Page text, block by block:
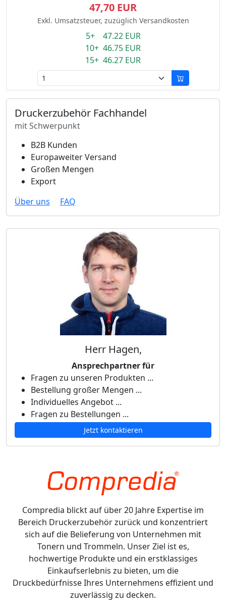
47,70 EUR
Exkl. Umsatzsteuer, zuzüglich Versandkosten
5+ 47.22 EUR
10+ 46.75 EUR
15+ 46.27 EUR
Druckerzubehör Fachhandel
mit Schwerpunkt
B2B Kunden
Europaweiter Versand
Großen Mengen
Export
Über uns
FAQ
Herr Hagen,
Ansprechpartner für
Fragen zu unseren Produkten ...
Bestellung großer Mengen ...
Individuelles Angebot ...
Fragen zu Bestellungen ...
Jetzt kontaktieren
Compredia blickt auf über 20 Jahre Expertise im
Bereich Druckerzubehör zurück und konzentriert
sich auf die Belieferung von Unternehmen mit
Tonern und Trommeln. Unser Ziel ist es,
hochwertige Produkte und ein erstklassiges
Einkaufserlebnis zu bieten, um die
Druckbedürfnisse Ihres Unternehmens effizient und
zuverlässig zu decken.